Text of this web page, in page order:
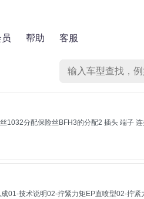
帮助 客服
1032分配保险丝BFH3的分配2 插头 端子
01-技术说明02-拧紧力矩EP直喷型02-拧